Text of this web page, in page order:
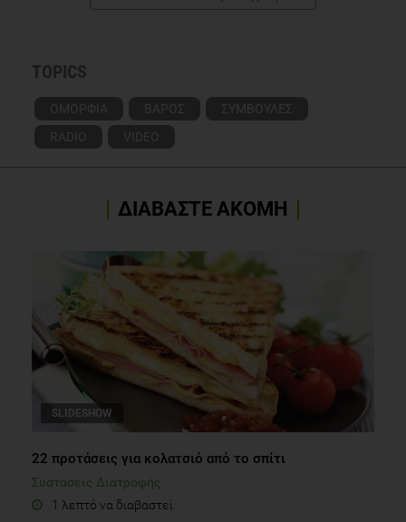
TOPICS
ΟΜΟΡΦΙΑ ΒΑΡΟΣ
ΣΥΜΒΟΥΛΕΣ
RADIO
VIDEO
ΔΙΑΒΑΣΤΕ ΑΚΟΜΗ
SLIDESHOW
22 προτάσεις για κολατσιό από το σπίτι
Συστάσεις Διατροφής
1 λεπτό να διαβαστεί